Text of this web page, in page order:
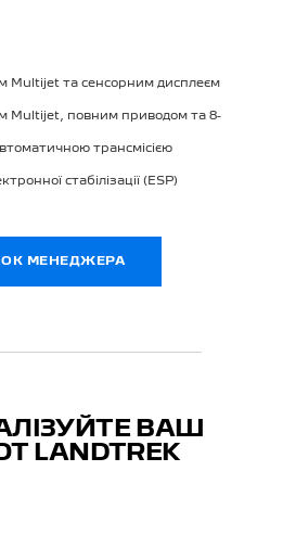
Multijet та сенсорним дисплеєм
Multijet, повним приводом та 8-
трансмісією
стабілізації (ESP)
МЕНЕДЖЕРА
ВАШ
LANDTREK